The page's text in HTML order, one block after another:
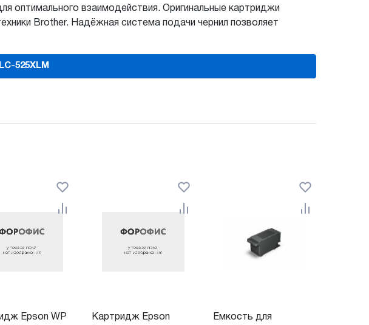
оптимального взаимодействия. Оригинальные картриджи
Brother. Надёжная система подачи чернил позволяет
525XLM
Epson WP
Картридж Epson
Емкость для